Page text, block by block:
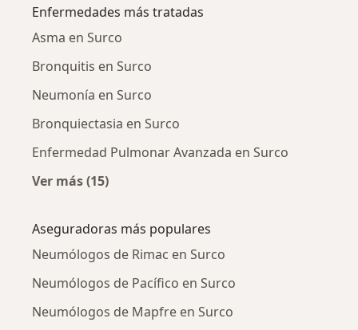
Enfermedades más tratadas
Asma en Surco
Bronquitis en Surco
Neumonía en Surco
Bronquiectasia en Surco
Enfermedad Pulmonar Avanzada en Surco
Ver más (15)
Aseguradoras más populares
Neumólogos de Rimac en Surco
Neumólogos de Pacífico en Surco
Neumólogos de Mapfre en Surco